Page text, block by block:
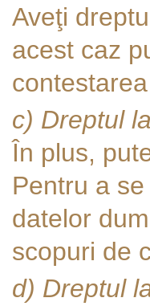
Aveţi
acest caz
c) Dreptul
În plus,
Pentru a
datelor
scopuri de
d) Dreptul